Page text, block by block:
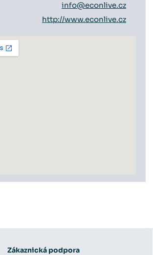
info@econlive.cz
http://www.econlive.cz
Zákaznická podpora